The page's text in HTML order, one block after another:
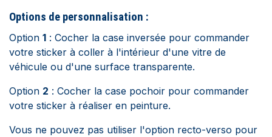
Options de personnalisation :
Option 1 : Cocher la case inversée pour commander
votre sticker à coller à l'intérieur d'une vitre de
véhicule ou d'une surface transparente.
Option 2 : Cocher la case pochoir pour commander
votre sticker à réaliser en peinture.
Vous ne pouvez pas utiliser l'option recto-verso pour